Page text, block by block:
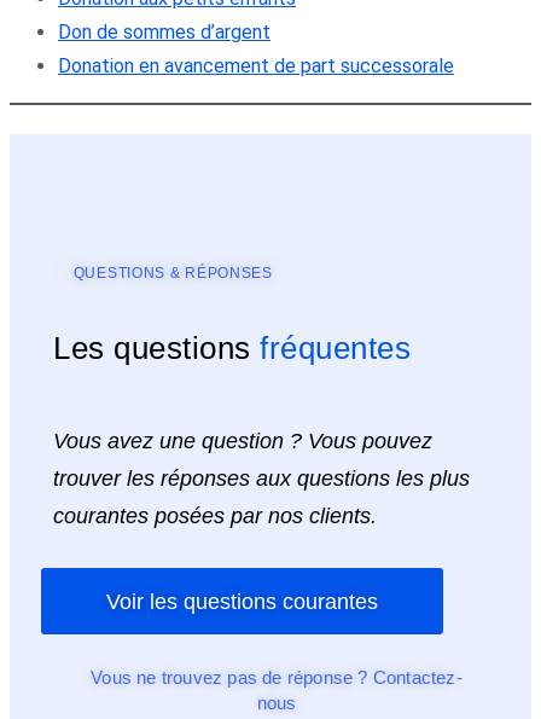
Don de sommes d’argent
Donation en avancement de part successorale
QUESTIONS & RÉPONSES
Les questions fréquentes
Vous avez une question ? Vous pouvez
trouver les réponses aux questions les plus
courantes posées par nos clients.
Voir les questions courantes
Vous ne trouvez pas de réponse ? Contactez-
nous